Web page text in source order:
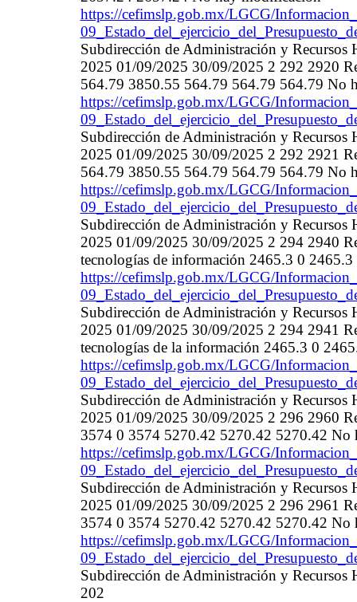
https://cefimslp.gob.mx/LGCG/
Subdirección de Administración y
2025 01/09/2025 30/09/2025 2 292 2920
564.79 3850.55 564.79 564.79 564.79 No
https://cefimslp.gob.mx/LGCG/
Subdirección de Administración y
2025 01/09/2025 30/09/2025 2 292 2921
564.79 3850.55 564.79 564.79 564.79 No
https://cefimslp.gob.mx/LGCG/
Subdirección de Administración y
2025 01/09/2025 30/09/2025 2 294 2940
tecnologías de información 2465.3 0
https://cefimslp.gob.mx/LGCG/
Subdirección de Administración y
2025 01/09/2025 30/09/2025 2 294 2941
tecnologías de la información 2465.3 0
https://cefimslp.gob.mx/LGCG/
Subdirección de Administración y
2025 01/09/2025 30/09/2025 2 296 2960
3574 0 3574 5270.42 5270.42 5270.42 No
https://cefimslp.gob.mx/LGCG/
Subdirección de Administración y
2025 01/09/2025 30/09/2025 2 296 2961
3574 0 3574 5270.42 5270.42 5270.42 No
https://cefimslp.gob.mx/LGCG/
Subdirección de Administración y
202